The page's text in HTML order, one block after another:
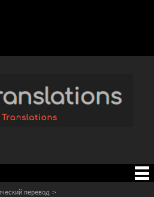
перевод >